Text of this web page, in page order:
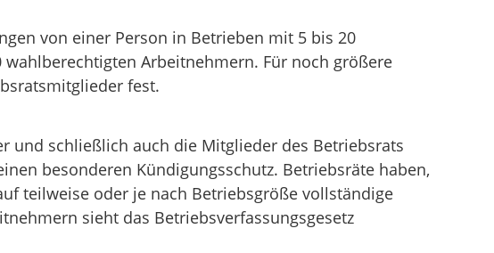
von einer Person in Betrieben mit 5 bis 20
Arbeitnehmern. Für noch größere
fest.
und schließlich auch die Mitglieder des Betriebsrats
besonderen Kündigungsschutz. Betriebsräte haben,
teilweise oder je nach Betriebsgröße vollständige
sieht das Betriebsverfassungsgesetz